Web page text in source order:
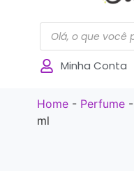
Minha Conta
Home- Perfume-
ml